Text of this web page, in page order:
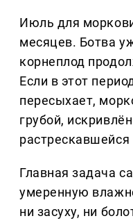
Июль для
месяцев. Ботва
корнеплод
Если в этот
пересыхает,
грубой,
растрескавшейся
Главная задача
умеренную
ни засуху, ни